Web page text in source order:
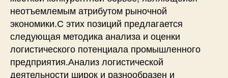
неотъемлемым атрибутом рыночной
экономики.С этих позиций предлагается
следующая методика анализа и оценки
логистического потенциала промышленного
предприятия.Анализ логистической
деятельности широк и разнообразен и